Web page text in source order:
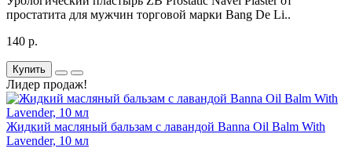
простатита для мужчин торговой марки Bang De Li..
140 р.
Купить
Лидер продаж!
Жидкий масляный бальзам с лавандой Banna Oil Balm With
Lavender, 10 мл